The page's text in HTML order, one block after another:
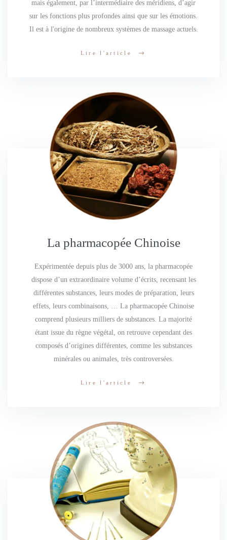
mais également, par l’intermédiaire des méridiens, d’agir
sur les fonctions plus profondes ainsi que sur les émotions.
Il est à l'origine de nombreux systèmes de massage actuels.
Lire l'article
La pharmacopée Chinoise
Expérimentée depuis plus de 3000 ans, la pharmacopée
dispose d’un extraordinaire volume d’écrits, recensant les
différentes substances, leurs modes de préparation, leurs
effets, leurs combinaisons, … La pharmacopée Chinoise
comprend plusieurs milliers de substances. La majorité
étant issue du règne végétal, on retrouve cependant des
composés d’origines différentes, comme les substances
minérales ou animales, très controversées.
Lire l'article